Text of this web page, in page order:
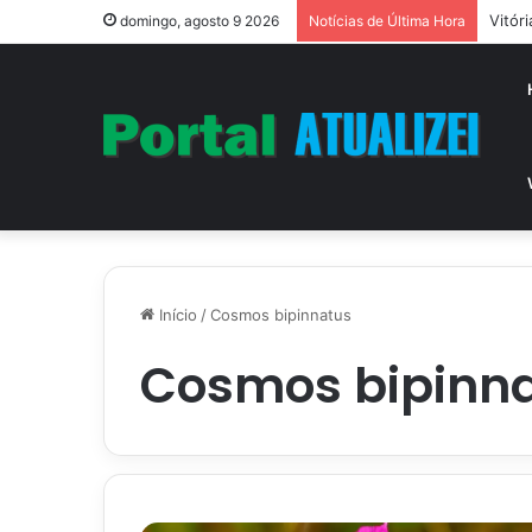
domingo, agosto 9 2026 Notícias de Última Hora
Início /Cosmos bipinnatus
Cosmos